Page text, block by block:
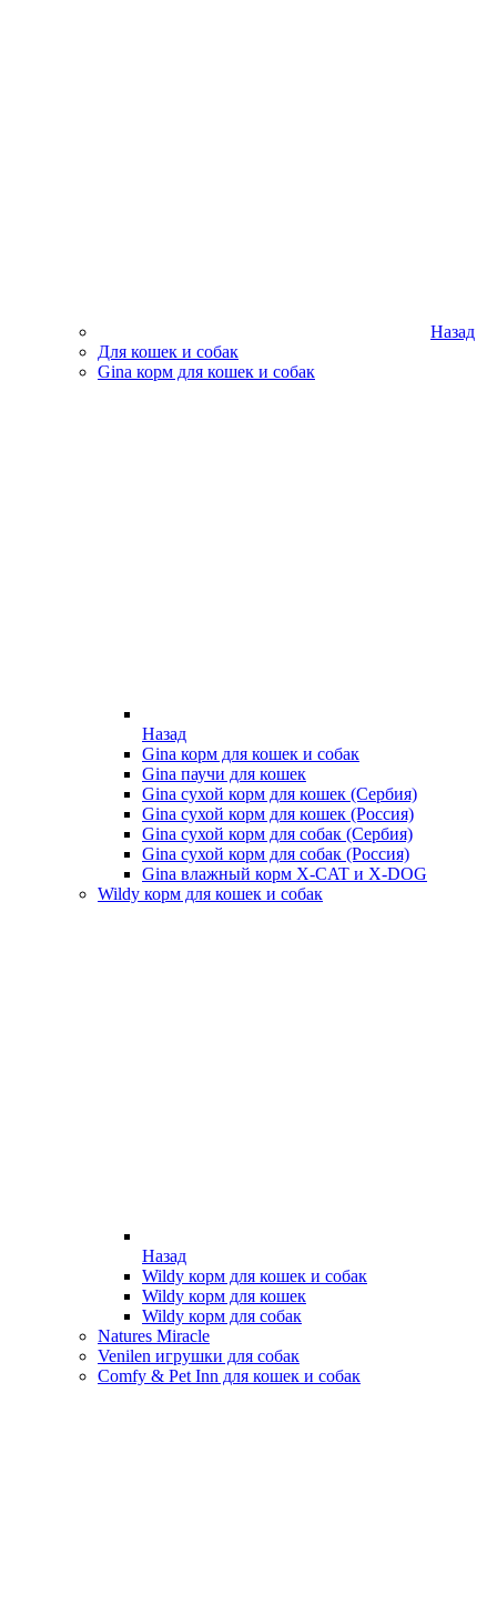
Назад
Для кошек и собак
Gina корм для кошек и собак
Назад
Gina корм для кошек и собак
Gina паучи для кошек
Gina сухой корм для кошек (Сербия)
Gina сухой корм для кошек (Россия)
Gina сухой корм для собак (Сербия)
Gina сухой корм для собак (Россия)
Gina влажный корм X-CAT и X-DOG
Wildy корм для кошек и собак
Назад
Wildy корм для кошек и собак
Wildy корм для кошек
Wildy корм для собак
Natures Miracle
Venilen игрушки для собак
Comfy & Pet Inn для кошек и собак